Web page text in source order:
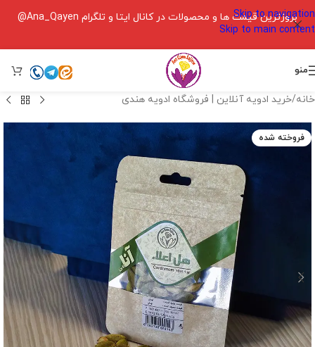
Skip to navigation
Skip to main content
بروزترین قیمت ها و محصولات در کانال ایتا و تلگرام Ana_Qayen@
منو
خانه/خرید ادویه آنلاین | فروشگاه ادویه هندی
فروخته شده